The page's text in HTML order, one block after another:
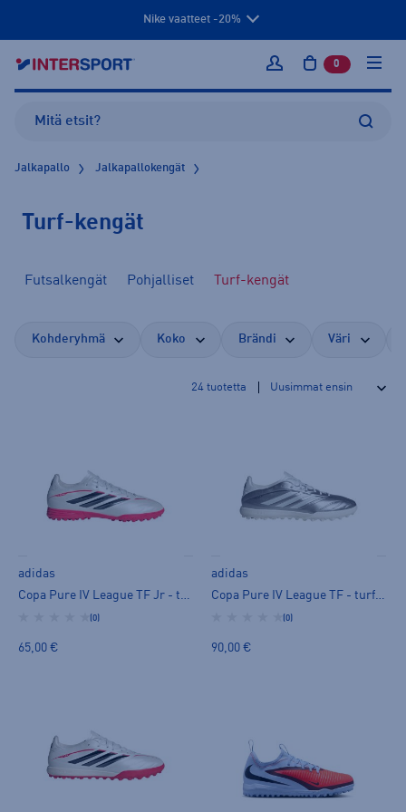
Nike vaatteet -20%
Kirjaudu sisään
0 tuotetta
Jalkapallo Jalkapallokengät
Turf-kengät
Futsalkengät Pohjalliset Turf-kengät
Kohderyhmä Koko Brändi Väri
24 tuotetta
adidas
Copa Pure IV League TF Jr - turf-kengät
(0)
65,00 €
adidas
Copa Pure IV League TF - turf-kengät
(0)
90,00 €